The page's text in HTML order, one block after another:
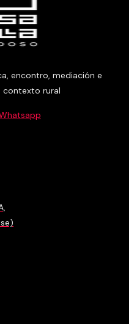
encontro, mediación e
contexto rural